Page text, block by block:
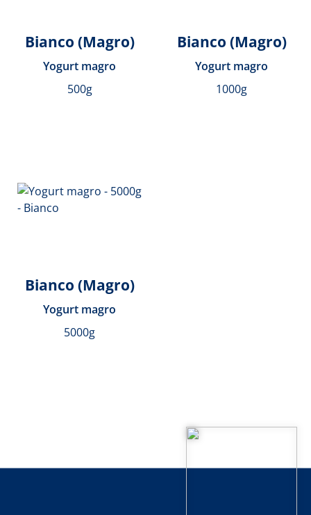
Bianco (Magro)
Yogurt magro
500g
Bianco (Magro)
Yogurt magro
1000g
Bianco (Magro)
Yogurt magro
5000g